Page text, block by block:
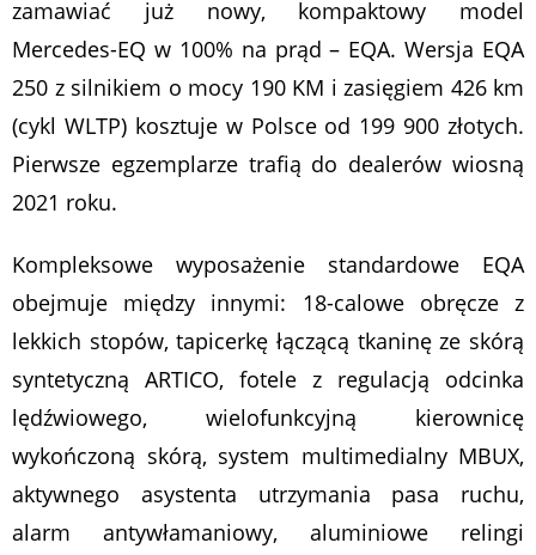
zamawiać już nowy, kompaktowy model
Mercedes-EQ w 100% na prąd – EQA. Wersja EQA
250 z silnikiem o mocy 190 KM i zasięgiem 426 km
(cykl WLTP) kosztuje w Polsce od 199 900 złotych.
Pierwsze egzemplarze trafią do dealerów wiosną
2021 roku.
Kompleksowe wyposażenie standardowe EQA
obejmuje między innymi: 18-calowe obręcze z
lekkich stopów, tapicerkę łączącą tkaninę ze skórą
syntetyczną ARTICO, fotele z regulacją odcinka
lędźwiowego, wielofunkcyjną kierownicę
wykończoną skórą, system multimedialny MBUX,
aktywnego asystenta utrzymania pasa ruchu,
alarm antywłamaniowy, aluminiowe relingi